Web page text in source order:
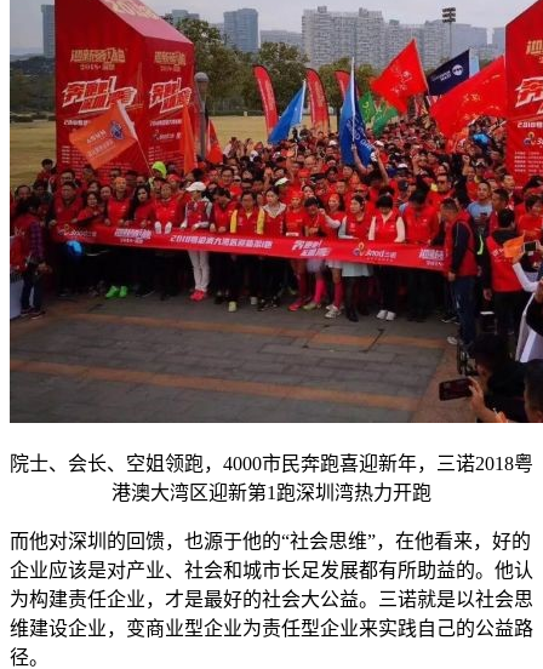
院士、会长、空姐领跑，4000市民奔跑喜迎新年，三诺2018粤
港澳大湾区迎新第1跑深圳湾热力开跑
而他对深圳的回馈，也源于他的“社会思维”，在他看来，好的
企业应该是对产业、社会和城市长足发展都有所助益的。他认
为构建责任企业，才是最好的社会大公益。三诺就是以社会思
维建设企业，变商业型企业为责任型企业来实践自己的公益路
径。